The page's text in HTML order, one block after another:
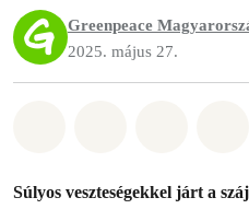
Greenpeace
2025. május 27.
Súlyos veszteségekkel járt a